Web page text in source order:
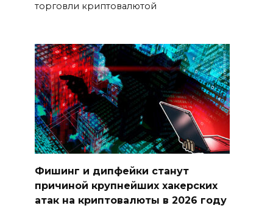
торговли криптовалютой
Фишинг и дипфейки станут
причиной крупнейших хакерских
атак на криптовалюты в 2026 году